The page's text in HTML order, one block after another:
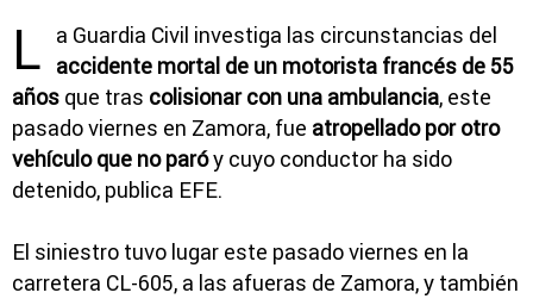
L
a Guardia Civil investiga las circunstancias del
accidente mortal de un motorista francés de 55
años que tras colisionar con una ambulancia, este
pasado viernes en Zamora, fue atropellado por otro
vehículo que no paróy cuyo conductor ha sido
detenido, publica EFE.
El siniestro tuvo lugar este pasado viernes en la
carretera CL-605, a las afueras de Zamora, y también